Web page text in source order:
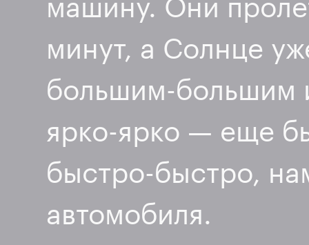
минут, а Солнце
большим-большим
ярко-ярко — еще
быстро-быстро,
автомобиля.